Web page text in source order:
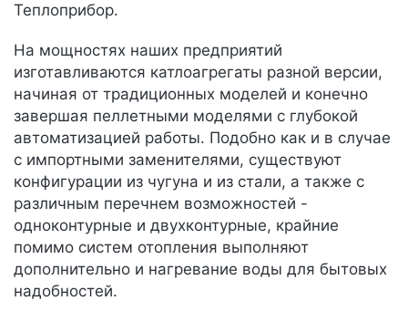
Теплоприбор.
На мощностях наших предприятий
изготавливаются катлоагрегаты разной версии,
начиная от традиционных моделей и конечно
завершая пеллетными моделями с глубокой
автоматизацией работы. Подобно как и в случае
с импортными заменителями, существуют
конфигурации из чугуна и из стали, а также с
различным перечнем возможностей -
одноконтурные и двухконтурные, крайние
помимо систем отопления выполняют
дополнительно и нагревание воды для бытовых
надобностей.